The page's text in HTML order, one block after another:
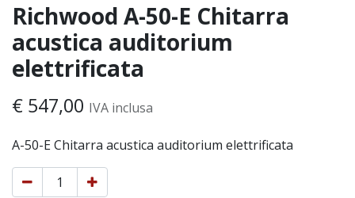
Richwood A-50-E Chitarra
acustica auditorium
elettrificata
€ 547,00 IVA inclusa
A-50-E Chitarra acustica auditorium elettrificata